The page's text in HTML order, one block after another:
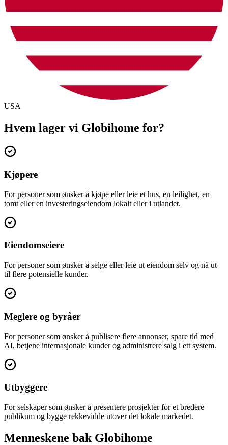
USA
Hvem lager vi Globihome for?
Kjøpere
For personer som ønsker å kjøpe eller leie et hus, en leilighet, en
tomt eller en investeringseiendom lokalt eller i utlandet.
Eiendomseiere
For personer som ønsker å selge eller leie ut eiendom selv og nå ut
til flere potensielle kunder.
Meglere og byråer
For personer som ønsker å publisere flere annonser, spare tid med
AI, betjene internasjonale kunder og administrere salg i ett system.
Utbyggere
For selskaper som ønsker å presentere prosjekter for et bredere
publikum og bygge rekkevidde utover det lokale markedet.
Menneskene bak Globihome